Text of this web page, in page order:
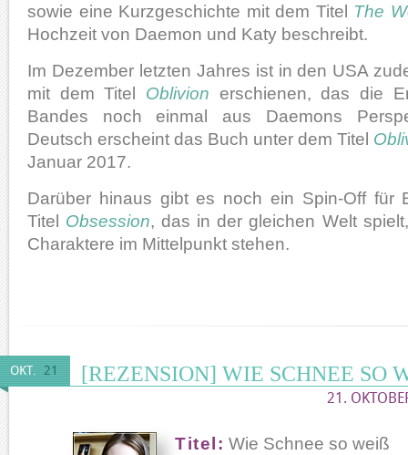
sowie eine Kurzgeschichte mit dem Titel The
Hochzeit von Daemon und Katy beschreibt.
Im Dezember letzten Jahres ist in den USA
mit dem Titel Oblivion erschienen, das die
Bandes noch einmal aus Daemons
Deutsch erscheint das Buch unter dem Titel
Januar 2017.
Darüber hinaus gibt es noch ein Spin-Off für
Titel Obsession, das in der gleichen Welt
Charaktere im Mittelpunkt stehen.
OKT. 21 [REZENSION] WIE SCHNEE SO
21.
Titel: Wie Schnee so weiß